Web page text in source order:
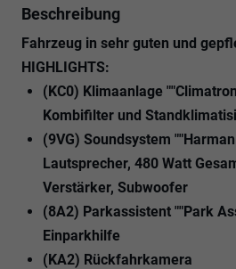
Beschreibung
Fahrzeug in sehr guten und
HIGHLIGHTS:
(KC0) Klimaanlage
Kombifilter und
(9VG) Soundsystem
Lautsprecher, 480 Watt
Verstärker, Subwoofer
(8A2) Parkassistent ""Park
Einparkhilfe
(KA2) Rückfahrkamera